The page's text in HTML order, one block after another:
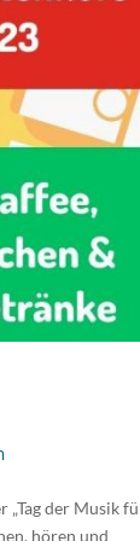
„Tag der Musik
hören und